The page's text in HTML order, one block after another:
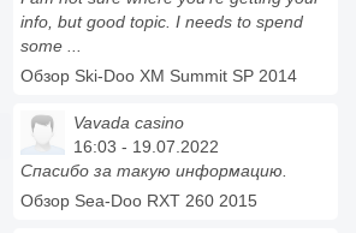
info, but good topic. I needs to spend
some ...
Обзор Ski-Doo XM Summit SP 2014
Vavada casino
16:03 - 19.07.2022
Спасибо за такую информацию.
Обзор Sea-Doo RXT 260 2015